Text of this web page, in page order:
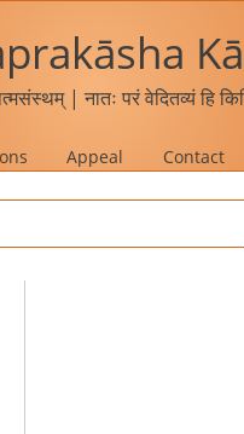
| नातः परं वेदितव्यं हि
Appeal Contact